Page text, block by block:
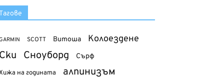
SCOTT Витоша Колоездене
Сноуборд Сърф
на годината алпинизъм